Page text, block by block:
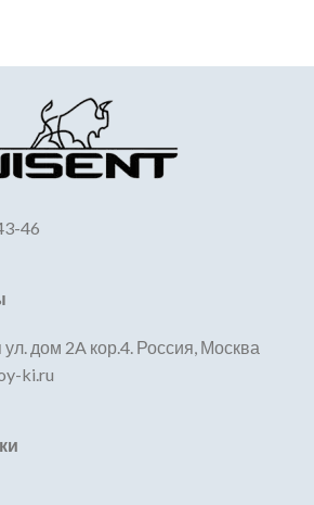
46
дом 2A кор.4. Россия, Москва
ki.ru